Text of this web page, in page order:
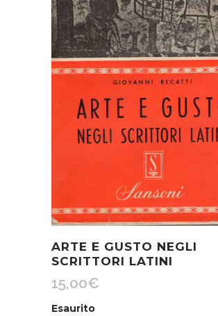
ARTE E GUSTO NEGLI
SCRITTORI LATINI
15,00€
Esaurito